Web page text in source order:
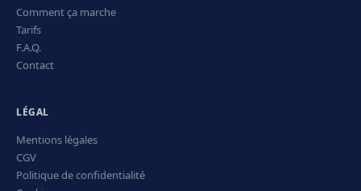
Comment ça marche
Tarifs
F.A.Q.
Contact
LÉGAL
Mentions légales
CGV
Politique de confidentialité